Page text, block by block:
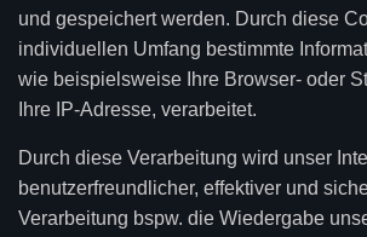
und gespeichert werden. Durch diese
individuellen Umfang bestimmte
wie beispielsweise Ihre Browser- oder
Ihre IP-Adresse, verarbeitet.
Durch diese Verarbeitung wird unser
benutzerfreundlicher, effektiver und
Verarbeitung bspw. die Wiedergabe